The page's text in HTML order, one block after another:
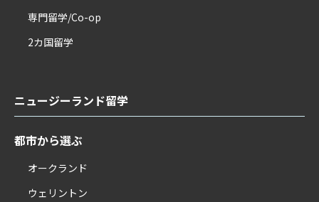
専門留学/Co-op
2カ国留学
ニュージーランド留学
都市から選ぶ
オークランド
ウェリントン